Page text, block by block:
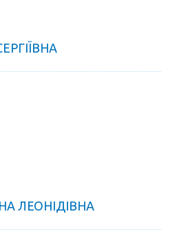
ЛЕОНІДІВНА